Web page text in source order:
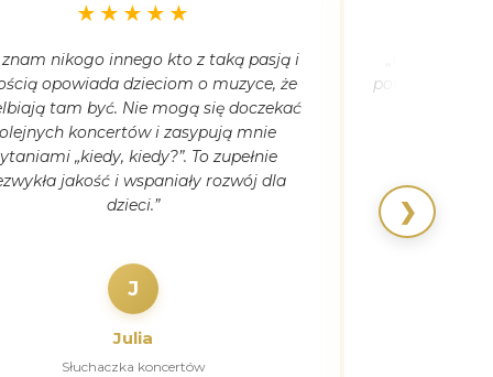
★★★★★
znam nikogo innego kto z taką pasją i
opowiada dzieciom o muzyce, że
tam być. Nie mogą się doczekać
koncertów i zasypują mnie
„kiedy, kiedy?”. To zupełnie
jakość i wspaniały rozwój dla
dzieci.”
J
Julia
Słuchaczka koncertów
powiedziała,
❯